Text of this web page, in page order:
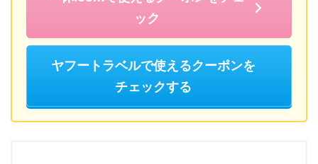
ック
ヤフートラベルで使えるクーポンを
チェックする